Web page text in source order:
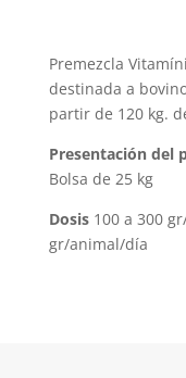
Premezcla
destinada a
partir de 120 kg.
Presentación del
Bolsa de 25 kg
Dosis 100 a 300
gr/animal/día